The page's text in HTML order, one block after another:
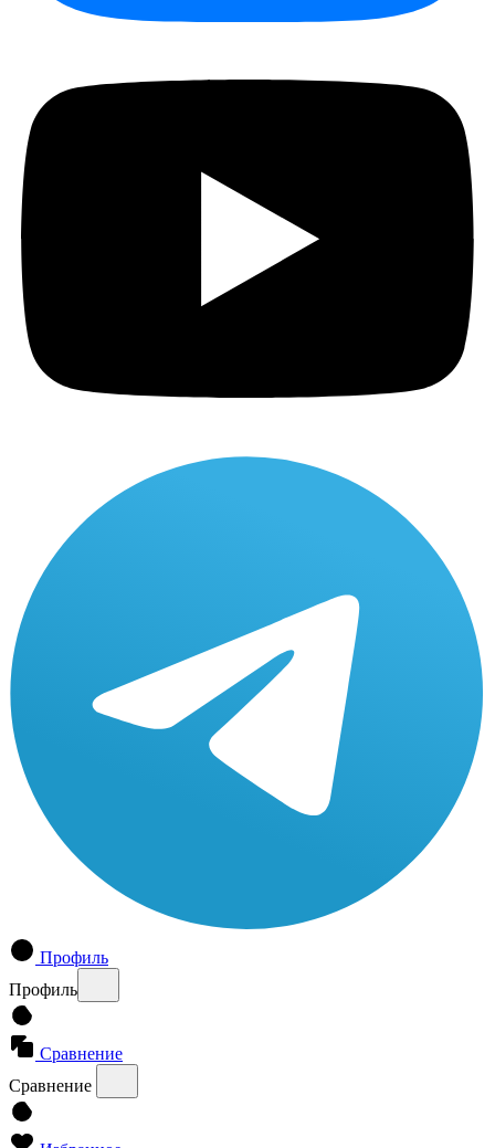
Профиль
Профиль
Сравнение
Сравнение